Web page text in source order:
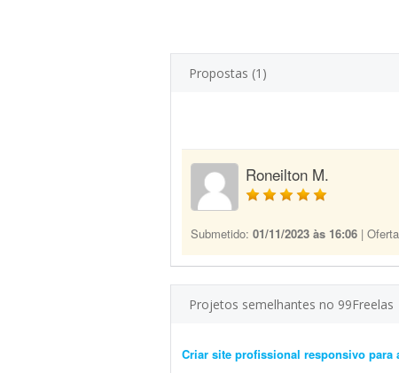
Propostas (1)
Roneilton M.
Submetido: 01/11/2023 às 16:06 |
Projetos semelhantes no 99Freelas
Criar site profissional responsivo para